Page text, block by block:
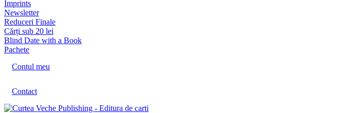
Imprints
Newsletter
Reduceri Finale
Cărți sub 20 lei
Blind Date with a Book
Pachete
Contul meu
Contact